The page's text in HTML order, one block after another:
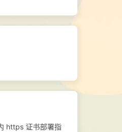
https 证书部署指